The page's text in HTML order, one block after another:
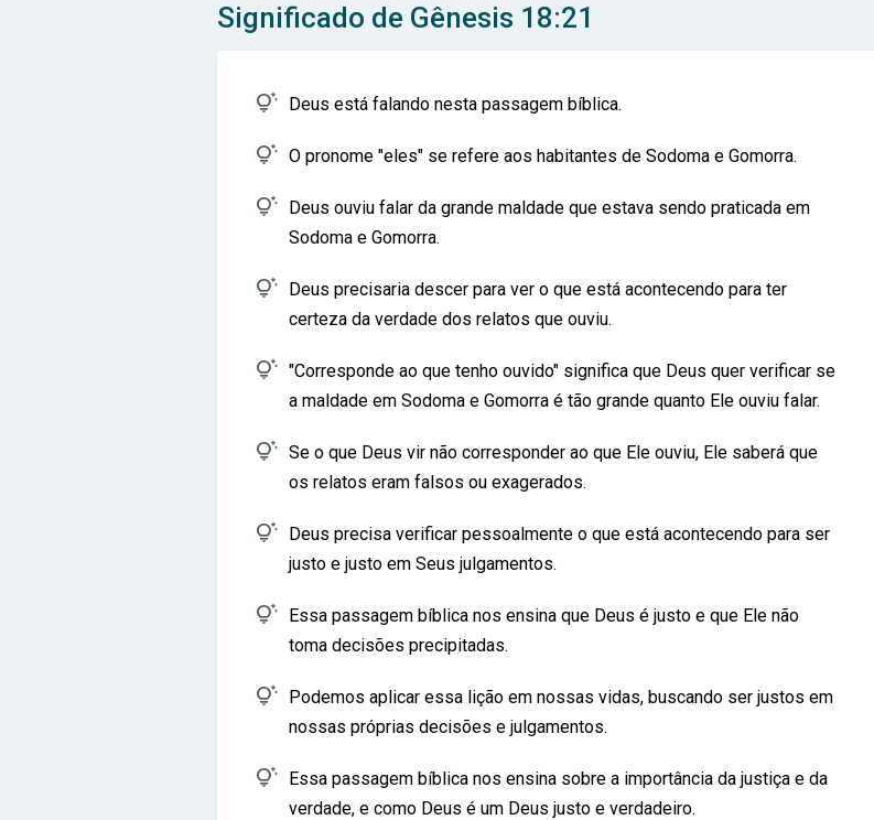
Significado de Gênesis 18:21
 Deus está falando nesta passagem bíblica.
 O pronome "eles" se refere aos habitantes de Sodoma e Gomorra.
 Deus ouviu falar da grande maldade que estava sendo praticada em
Sodoma e Gomorra.
 Deus precisaria descer para ver o que está acontecendo para ter
certeza da verdade dos relatos que ouviu.
 "Corresponde ao que tenho ouvido" significa que Deus quer verificar se
a maldade em Sodoma e Gomorra é tão grande quanto Ele ouviu falar.
 Se o que Deus vir não corresponder ao que Ele ouviu, Ele saberá que
os relatos eram falsos ou exagerados.
 Deus precisa verificar pessoalmente o que está acontecendo para ser
justo e justo em Seus julgamentos.
 Essa passagem bíblica nos ensina que Deus é justo e que Ele não
toma decisões precipitadas.
 Podemos aplicar essa lição em nossas vidas, buscando ser justos em
nossas próprias decisões e julgamentos.
 Essa passagem bíblica nos ensina sobre a importância da justiça e da
verdade, e como Deus é um Deus justo e verdadeiro.